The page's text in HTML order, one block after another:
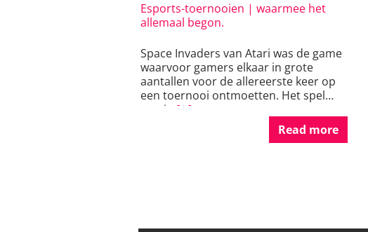
Esports-toernooien | waarmee het
allemaal begon.
Space Invaders van Atari was de game
waarvoor gamers elkaar in grote
aantallen voor de allereerste keer op
een toernooi ontmoetten. Het spel
was in […]
Read more